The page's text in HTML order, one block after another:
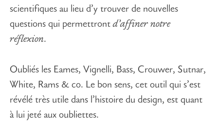
scientifiques au lieu d’y trouver de nouvelles
questions qui permettrontd’affiner notre
réflexion.
Oubliés les Eames, Vignelli, Bass, Crouwer, Sutnar,
White, Rams & co. Le bon sens, cet outil qui s’est
révélé très utile dans l’histoire du design, est quant
à lui jeté aux oubliettes.